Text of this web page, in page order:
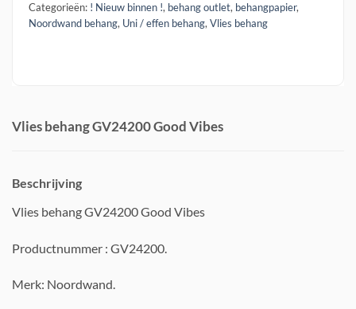
Categorieën: ! Nieuw binnen !, behang outlet, behangpapier,
Noordwand behang, Uni / effen behang, Vlies behang
Vlies behang GV24200 Good Vibes
Beschrijving
Vlies behang GV24200 Good Vibes
Productnummer : GV24200.
Merk: Noordwand.